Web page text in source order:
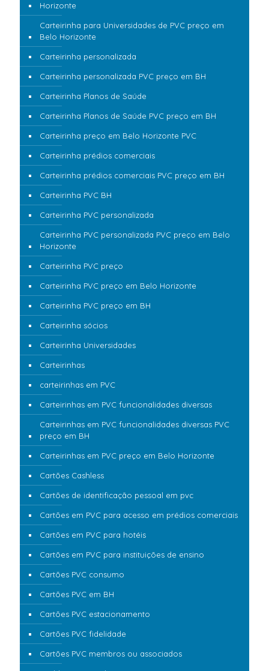
Horizonte
Carteirinha para Universidades de PVC preço em
Belo Horizonte
Carteirinha personalizada
Carteirinha personalizada PVC preço em BH
Carteirinha Planos de Saúde
Carteirinha Planos de Saúde PVC preço em BH
Carteirinha preço em Belo Horizonte PVC
Carteirinha prédios comerciais
Carteirinha prédios comerciais PVC preço em BH
Carteirinha PVC BH
Carteirinha PVC personalizada
Carteirinha PVC personalizada PVC preço em Belo
Horizonte
Carteirinha PVC preço
Carteirinha PVC preço em Belo Horizonte
Carteirinha PVC preço em BH
Carteirinha sócios
Carteirinha Universidades
Carteirinhas
carteirinhas em PVC
Carteirinhas em PVC funcionalidades diversas
Carteirinhas em PVC funcionalidades diversas PVC
preço em BH
Carteirinhas em PVC preço em Belo Horizonte
Cartões Cashless
Cartões de identificação pessoal em pvc
Cartões em PVC para acesso em prédios comerciais
Cartões em PVC para hotéis
Cartões em PVC para instituições de ensino
Cartões PVC consumo
Cartões PVC em BH
Cartões PVC estacionamento
Cartões PVC fidelidade
Cartões PVC membros ou associados